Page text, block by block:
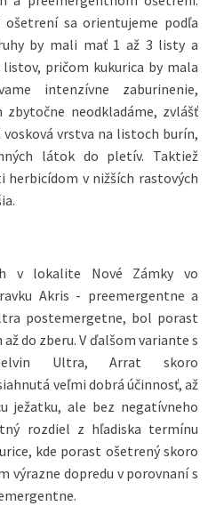
sa orientujeme podľa
by mali mať 1 až 3 listy a
pričom kukurica by mala
intenzívne zaburinenie,
neodkladáme, zvlášť
vrstva na listoch burín,
látok do pletív. Taktiež
v nižších rastových
v lokalite Nové Zámky vo
Akris - preemergentne a
postemergetne, bol porast
do zberu. V ďalšom variante s
Ultra, Arrat skoro
veľmi dobrá účinnosť, až
ježatku, ale bez negatívneho
rozdiel z hľadiska termínu
kde porast ošetrený skoro
výrazne dopredu v porovnaní s